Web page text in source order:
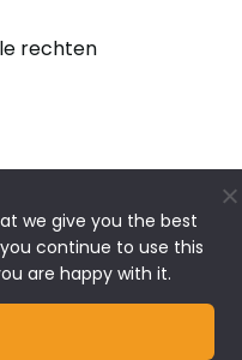
rechten
we give you the best
continue to use this
are happy with it.